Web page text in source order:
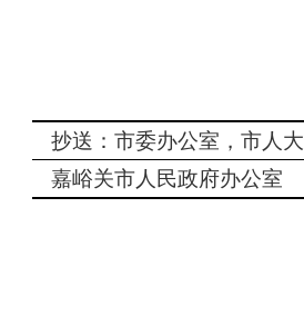
抄送：市委办公室，市人
嘉峪关市人民政府办公室